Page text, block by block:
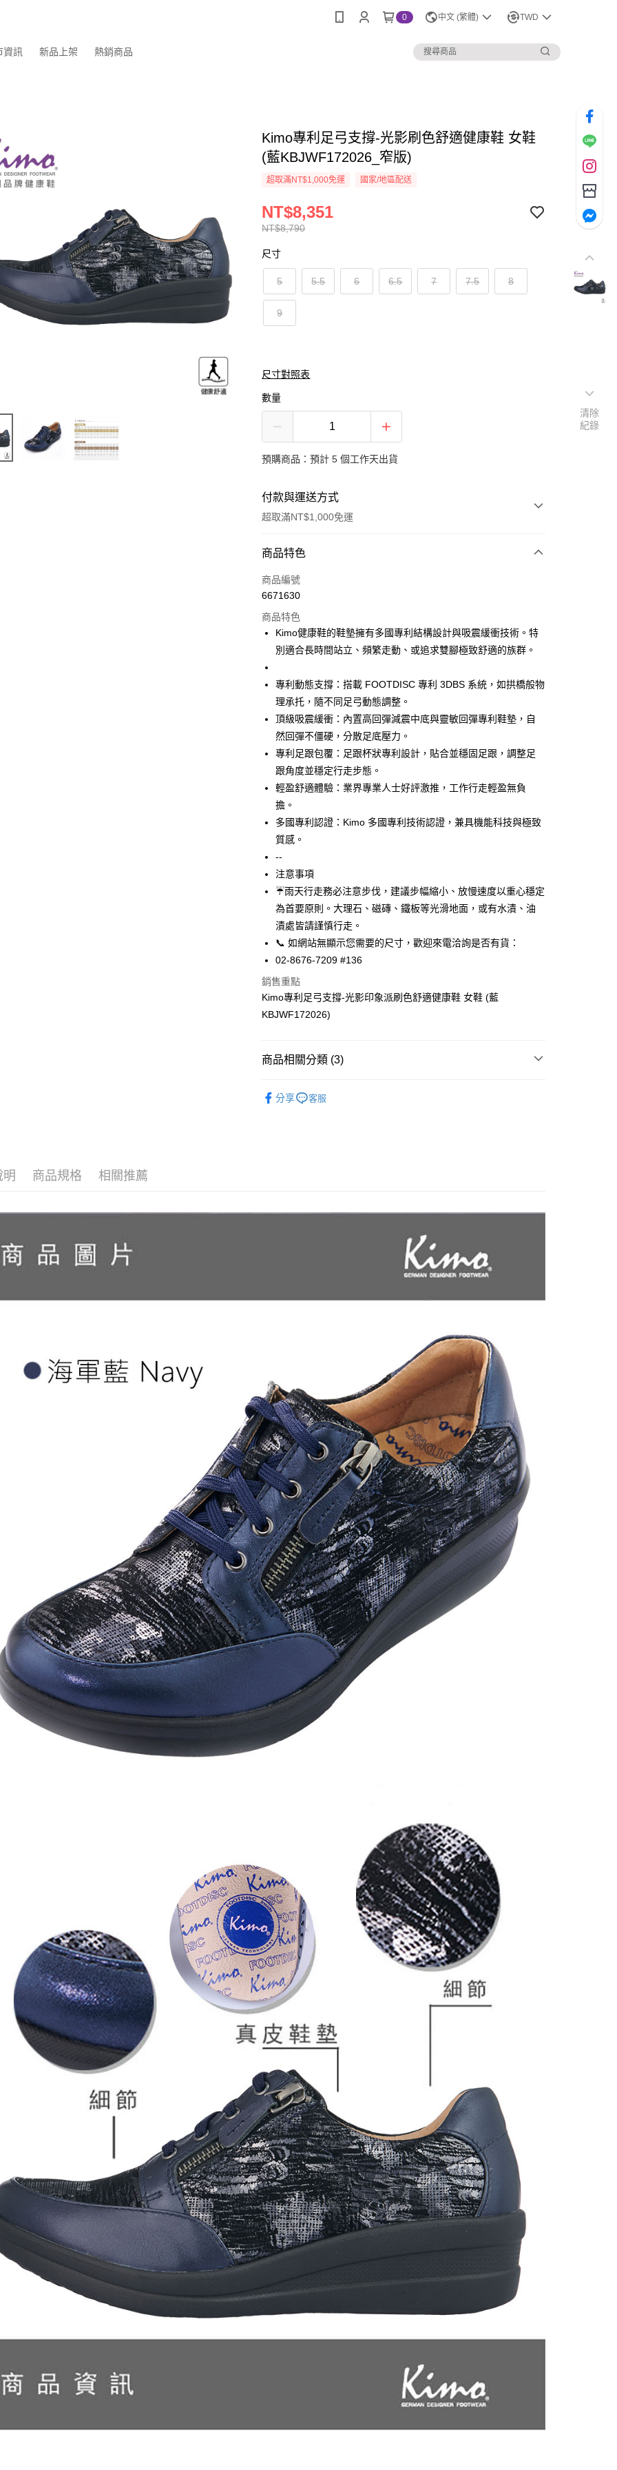
0 中文 (繁體) TWD
資訊 新品上架 熱銷商品
Kimo專利足弓支撐-光影刷色舒適健康鞋 女鞋
(藍KBJWF172026_窄版)
超取滿NT$1,000免運 國家/地區配送
NT$8,790
NT$8,351
尺寸
5 5.5 6 6.5 7 7.5 8
9
尺寸對照表
數量
預購商品：預計 5 個工作天出貨
付款與運送方式
超取滿NT$1,000免運
付款方式
信用卡一次付款
3 期 0 利率 每期 NT$2,783 21家銀行
合作金庫商業銀行
第一商業銀行
國泰世華商業銀行
兆豐國際商業銀行
臺灣中小企業銀行
匯豐（台灣）商業銀行
華泰商業銀行
聯邦商業銀行
元大商業銀行
永豐商業銀行
台新國際商業銀行
台灣樂天信用卡公司
超商取貨付款
Apple Pay
悠遊付
Google Pay
AFTEE先享後付
相關說明
【關於「AFTEE先享後付」】
AFTEE先享後付是「在收到商品之後才付款」的支付方式。 讓您購物簡單
便利好安心！
１．簡單：不需註冊會員、不需綁卡、不需儲值。
２．便利：只要手機號碼，簡訊認證，即可結帳。
３．安心：先確認商品／服務後，再付款。
【「AFTEE先享後付」結帳流程】
１．於結帳方式選擇「AFTEE先享後付」後，將跳轉至「AFTEE先享後
付」結帳頁面，進行簡訊認證並確認金額後，即可完成結帳。
２．訂單成立數日內，您將收到繳費通知簡訊。
／ATM／網路銀行／等多元方式進行付款，方視為交易完成。
※ 請注意：結帳手續完成當下不需立刻繳費，但若您需要取消訂單，請聯
先享後付繳納相關費用。
付客戶支援中心」https://netprotections.freshdesk.com/support/home
１．透過由恩沛科技股份有限公司提供之「AFTEE先享後付」服務完成之
交易，需依本服務之必要範圍內提供個人資料，並將交易相關給付款項請
形，恩沛科技股份有限公司將有權停止該用戶之使用額度並採取法律行
ATM付款
貨到付款
運送方式
全家取貨付款
每筆NT$60，滿NT$1,000(含以上)免運費
7-11取貨付款
每筆NT$60，滿NT$1,000(含以上)免運費
每筆NT$60，滿NT$1,000(含以上)免運費
商品特色
商品編號
6671630
商品特色
Kimo健康鞋的鞋墊擁有多國專利結構設計與吸震緩衝技術。特
別適合長時間站立、頻繁走動、或追求雙腳極致舒適的族群。
專利動態支撐：搭載 FOOTDISC 專利 3DBS 系統，如拱橋般物
理承托，隨不同足弓動態調整。
頂級吸震緩衝：內置高回彈減震中底與靈敏回彈專利鞋墊，自
然回彈不僵硬，分散足底壓力。
專利足跟包覆：足跟杯狀專利設計，貼合並穩固足跟，調整足
跟角度並穩定行走步態。
輕盈舒適體驗：業界專業人士好評激推，工作行走輕盈無負
擔。
多國專利認證：Kimo 多國專利技術認證，兼具機能科技與極致
質感。
--
注意事項
☔雨天行走務必注意步伐，建議步幅縮小、放慢速度以重心穩定
為首要原則。大理石、磁磚、鐵板等光滑地面，或有水漬、油
漬處皆請謹慎行走。
📞 如網站無顯示您需要的尺寸，歡迎來電洽詢是否有貨：
02-8676-7209 #136
銷售重點
Kimo專利足弓支撐-光影印象派刷色舒適健康鞋 女鞋 (藍
KBJWF172026)
商品相關分類 (3)
分享 客服
明 商品規格 相關推薦
清除
紀錄